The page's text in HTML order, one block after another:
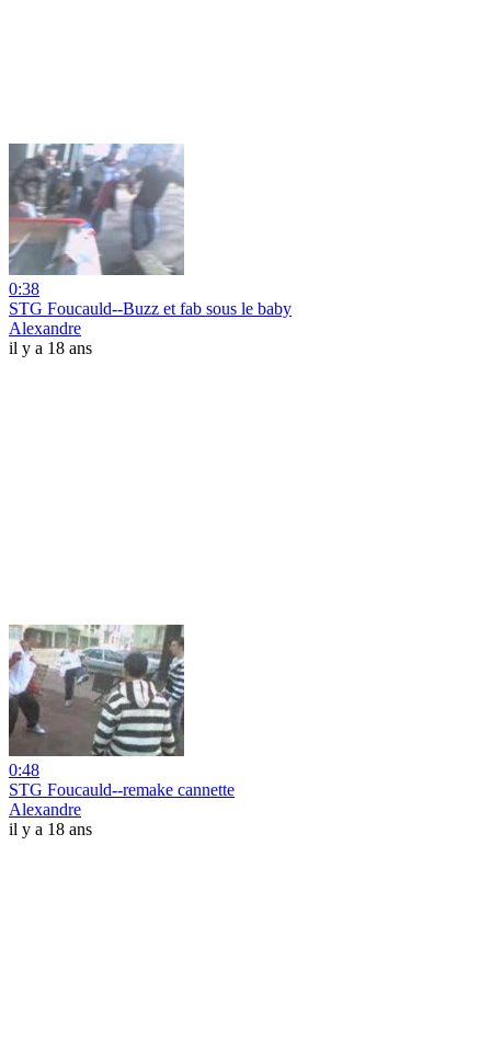
0:38
STG Foucauld--Buzz et fab sous le baby
Alexandre
il y a 18 ans
0:48
STG Foucauld--remake cannette
Alexandre
il y a 18 ans